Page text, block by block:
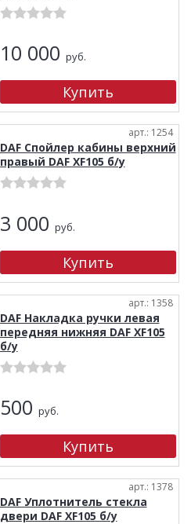
10 000 руб.
арт.: 1254
DAF Спойлер кабины верхний
правый DAF XF105 б/у
3 000 руб.
арт.: 1358
DAF Накладка ручки левая
передняя нижняя DAF XF105
б/у
500 руб.
арт.: 1378
DAF Уплотнитель стекла
двери DAF XF105 б/у